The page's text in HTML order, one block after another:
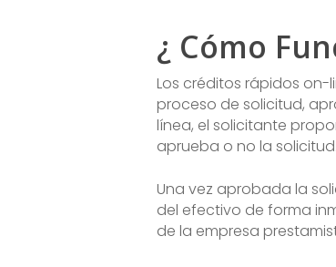
¿ Cómo
Los créditos rápidos
proceso de solicitud,
línea, el solicitante
aprueba o no la solicitud.
Una vez aprobada la
del efectivo de forma
de la empresa